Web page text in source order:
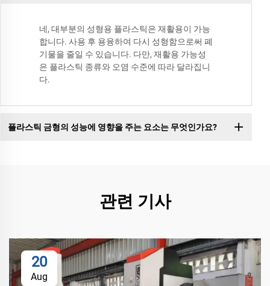
네, 대부분의 성형용 플라스틱은 재활용이 가능
합니다. 사용 후 용융하여 다시 성형함으로써 폐
기물을 줄일 수 있습니다. 다만, 재활용 가능성
은 플라스틱 종류와 오염 수준에 따라 달라집니
다.
플라스틱 금형의 성능에 영향을 주는 요소는 무엇인가요?
관련 기사
20
Aug